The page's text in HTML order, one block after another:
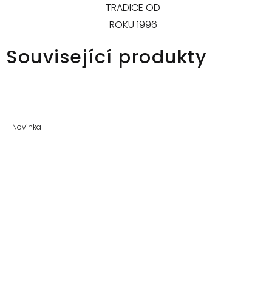
TRADICE OD
ROKU 1996
Související produkty
Novinka